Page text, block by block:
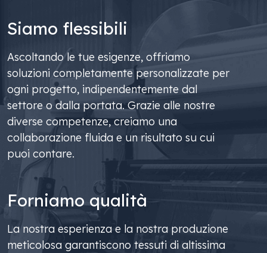
Siamo flessibili
Ascoltando le tue esigenze, offriamo
soluzioni completamente personalizzate per
ogni progetto, indipendentemente dal
settore o dalla portata. Grazie alle nostre
diverse competenze, creiamo una
collaborazione fluida e un risultato su cui
puoi contare.
Forniamo qualità
La nostra esperienza e la nostra produzione
meticolosa garantiscono tessuti di altissima